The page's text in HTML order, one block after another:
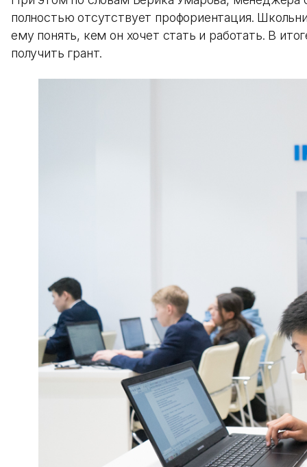
полностью отсутствует профориентация.
ему понять, кем он хочет стать и работать. В
получить грант.